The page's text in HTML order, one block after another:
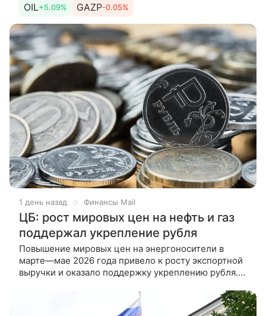
рассказывает Андрей Мамонтов,
OIL+5.09% GAZP-0.05%
1 день назад Финансы Mail
ЦБ: рост мировых цен на нефть и газ
поддержал укрепление рубля
Повышение мировых цен на энергоносители в
марте—мае 2026 года привело к росту экспортной
выручки и оказало поддержку укреплению рубля.